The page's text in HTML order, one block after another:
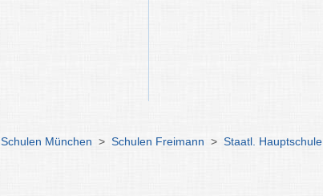
Schulen München > Schulen Freimann > Staatl. Hauptschule